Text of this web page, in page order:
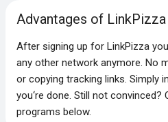
Advantages of LinkPizza
After signing up for LinkPizza
any other network anymore. No
or copying tracking links. Simply
you‘re done. Still not convinced?
programs below.